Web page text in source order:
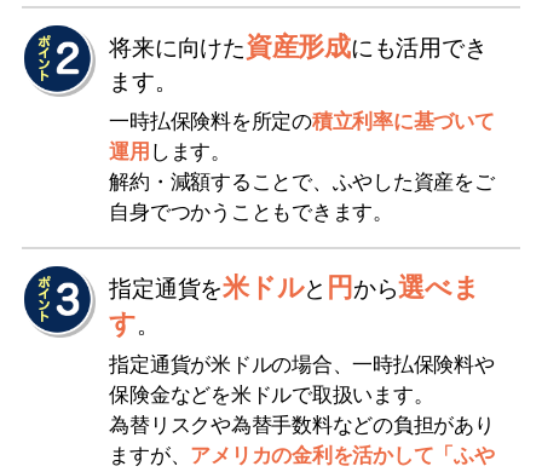
将来に向けた資産形成にも活用でき
ます。
一時払保険料を所定の積立利率に基づいて
運用 します。
解約・減額することで、ふやした資産をご
自身でつかうこともできます。
指定通貨を米ドルと 円 から選べま
す。
指定通貨が米ドルの場合、一時払保険料や
保険金などを米ドルで取扱います。
為替リスクや為替手数料などの負担があり
ますが、 アメリカの金利を活かして「ふや